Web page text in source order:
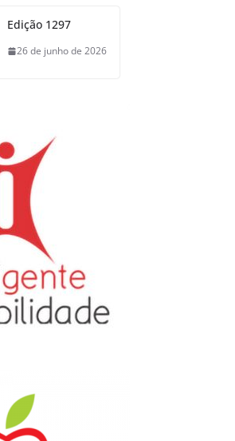
Edição 1297
26 de junho de 2026